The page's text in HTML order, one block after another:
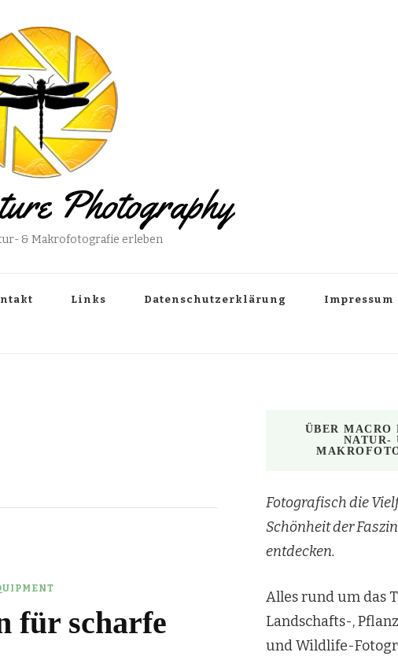
Photography
& Makrofotografie erleben
Links Datenschutzerklärung Impressum
für scharfe
ÜBER MACRO
NATUR-
Fotografisch die
Schönheit der
entdecken.
Alles rund um das
Landschafts-,
und Wildlife-